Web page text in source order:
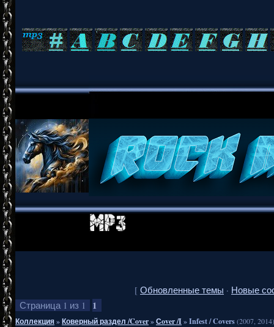
[ Обновленные темы · Новые
Страница 1 из 1 1
Коллекция»Коверный раздел /Cover»Сover /I»Infest / Covers(2007, 2014)